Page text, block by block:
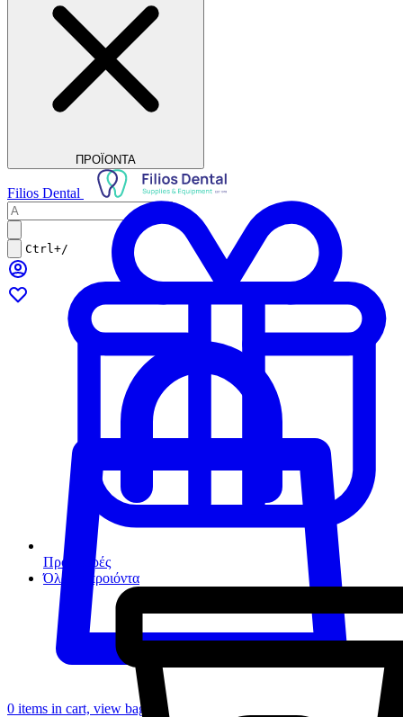
ΠΡΟΪΟΝΤΑ
Προσφορές
Όλα τα προιόντα
Filios Dental
Ctrl+/
0 items in cart, view bag